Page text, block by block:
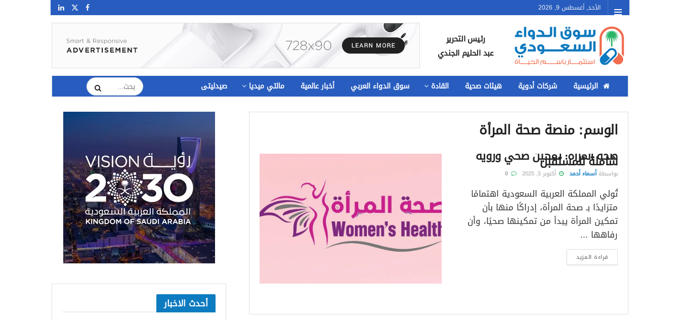
الأحد, أغسطس 9, 2026
رئيس التحرير
عبد الحليم الجندي
الرئيسية شركات أدوية هيئات صحية القادة سوق الدواء العربي أخبار عالمية مالتي ميديا صيدليتى
الوسم:منصة صحة المرأة
صحة المرأة: تمكين صحي ورؤية
شاملة للمستقبل
بواسطة أسماء أحمد أكتوبر 5, 2025
تُولي المملكة العربية السعودية اهتمامًا
متزايدًا بـ صحة المرأة، إدراكًا منها بأن
تمكين المرأة يبدأ من تمكينها صحيًا، وأن
رفاهها ...
قراءة المزيد
أحدث الاخبار